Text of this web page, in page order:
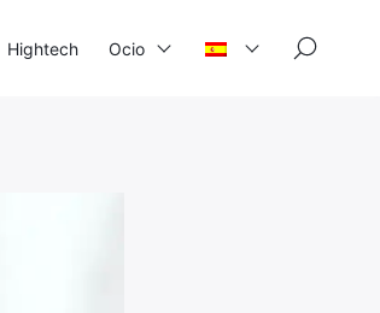
Hightech Ocio
×